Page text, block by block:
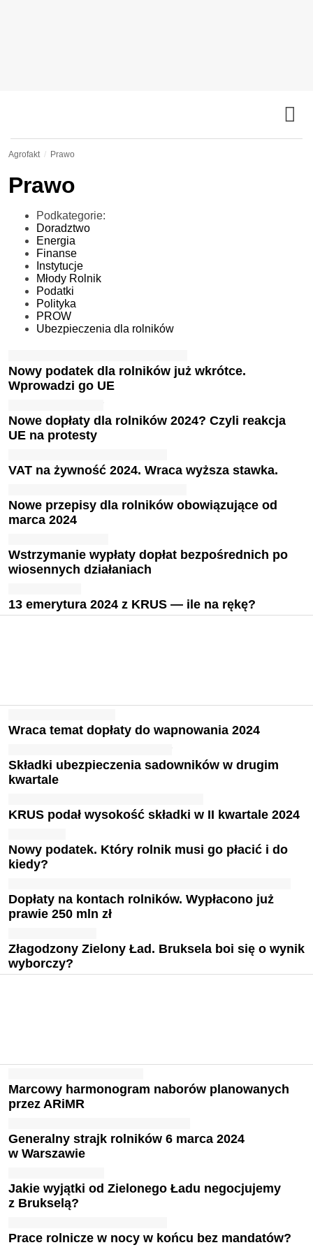
Agrofakt Prawo
Prawo
Podkategorie:
Doradztwo
Energia
Finanse
Instytucje
Młody Rolnik
Podatki
Polityka
PROW
Ubezpieczenia dla rolników
Nowy podatek dla rolników już wkrótce.
Wprowadzi go UE
Nowe dopłaty dla rolników 2024? Czyli reakcja
UE na protesty
VAT na żywność 2024. Wraca wyższa stawka.
Nowe przepisy dla rolników obowiązujące od
marca 2024
Wstrzymanie wypłaty dopłat bezpośrednich po
wiosennych działaniach
13 emerytura 2024 z KRUS — ile na rękę?
Wraca temat dopłaty do wapnowania 2024
Składki ubezpieczenia sadowników w drugim
kwartale
KRUS podał wysokość składki w II kwartale 2024
Nowy podatek. Który rolnik musi go płacić i do
kiedy?
Dopłaty na kontach rolników. Wypłacono już
prawie 250 mln zł
Złagodzony Zielony Ład. Bruksela boi się o wynik
wyborczy?
Marcowy harmonogram naborów planowanych
przez ARiMR
Generalny strajk rolników 6 marca 2024
w Warszawie
Jakie wyjątki od Zielonego Ładu negocjujemy
z Brukselą?
Prace rolnicze w nocy w końcu bez mandatów?